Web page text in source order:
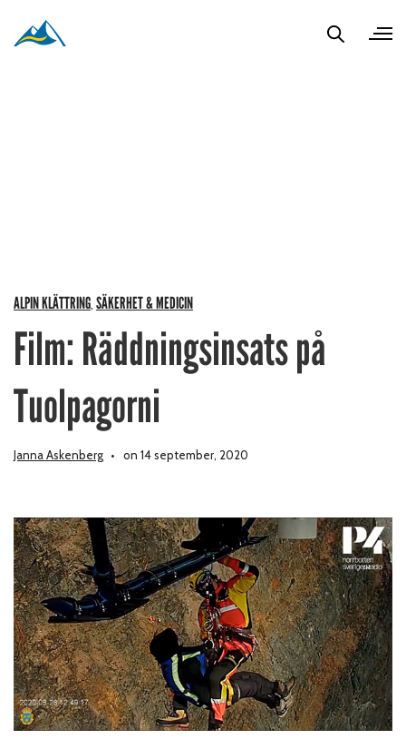
ALPIN KLÄTTRING, SÄKERHET & MEDICIN
Film: Räddningsinsats på
Tuolpagorni
Janna Askenberg on 14 september, 2020